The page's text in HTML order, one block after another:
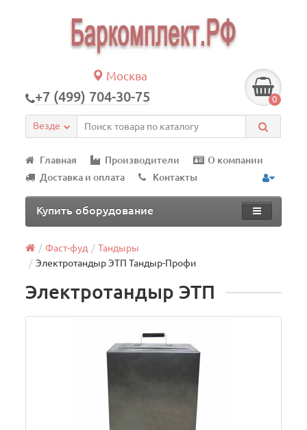
Москва
+7 (499) 704-30-75 0
Везде
Главная Производители
О компании
Доставка и оплата
Контакты
Купить оборудование
Фаст-фуд
Тандыры
Электротандыр ЭТП Тандыр-Профи
Электротандыр ЭТП